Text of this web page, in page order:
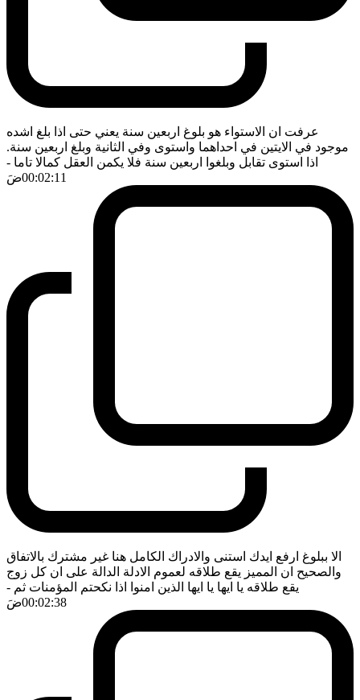
عرفت ان الاستواء هو بلوغ اربعين سنة يعني حتى اذا بلغ اشده
موجود في الايتين في احداهما واستوى وفي الثانية وبلغ اربعين سنة.
اذا استوى تقابل وبلغوا اربعين سنة فلا يكمن العقل كمالا تاما -
00:02:11ضَ
الا ببلوغ ارفع ايدك استنى والادراك الكامل هنا غير مشترك بالاتفاق
والصحيح ان المميز يقع طلاقه لعموم الادلة الدالة على ان كل زوج
يقع طلاقه يا ايها يا ايها الذين امنوا اذا نكحتم المؤمنات ثم -
00:02:38ضَ